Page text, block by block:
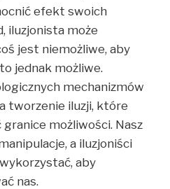
efekt swoich
iluzjonista może
jest niemożliwe, aby
jednak możliwe.
mechanizmów
tworzenie iluzji, które
możliwości. Nasz
a iluzjoniści
aby
nas.